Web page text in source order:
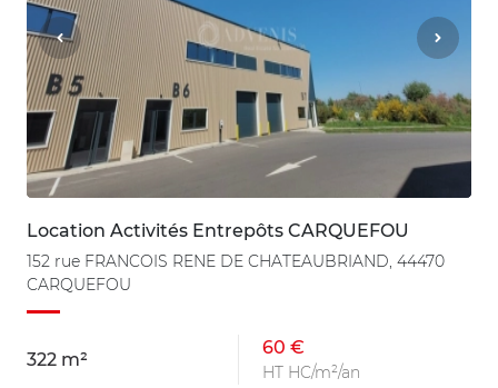
Location Activités Entrepôts CARQUEFOU
152 rue FRANCOIS RENE DE CHATEAUBRIAND, 44470
CARQUEFOU
322 m²
60 €
HT HC/m²/an